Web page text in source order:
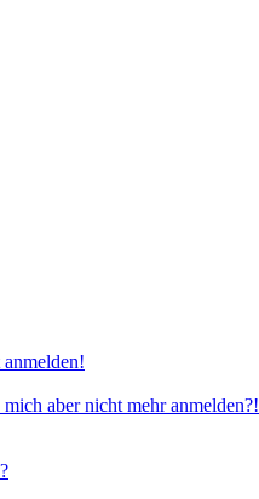
aber nicht mehr anmelden?!